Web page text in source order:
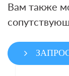
Вам также